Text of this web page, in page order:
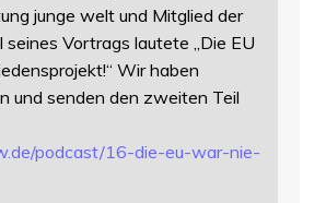
junge welt und Mitglied der
seines Vortrags lautete „Die EU
Wir haben
und senden den zweiten Teil
podcast/16-die-eu-war-nie-